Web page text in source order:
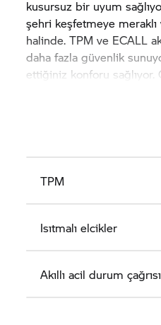
kusursuz bir uyum
şehri keşfetmeye
halinde. TPM ve ECALL
daha fazla güvenlik
ettiğiniz konforu sağlıyor.
TPM
Isıtmalı elcikler
Akıllı acil durum